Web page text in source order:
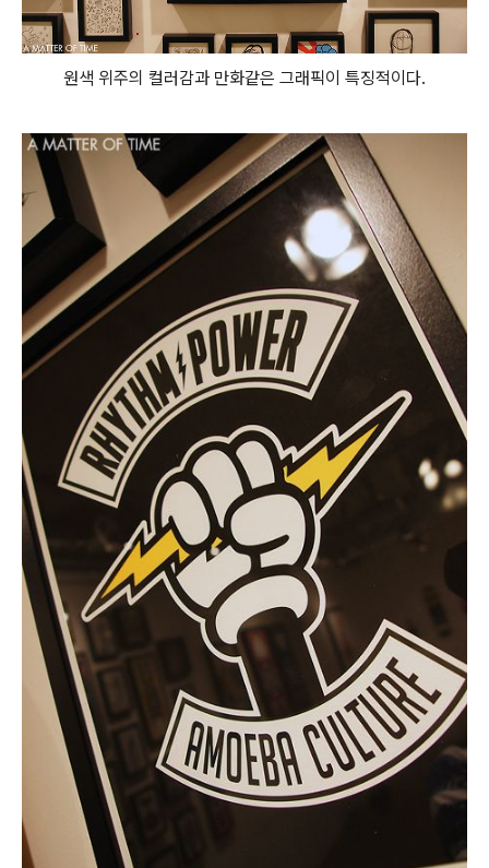
원색 위주의 컬러감과 만화같은 그래픽이 특징적이다.